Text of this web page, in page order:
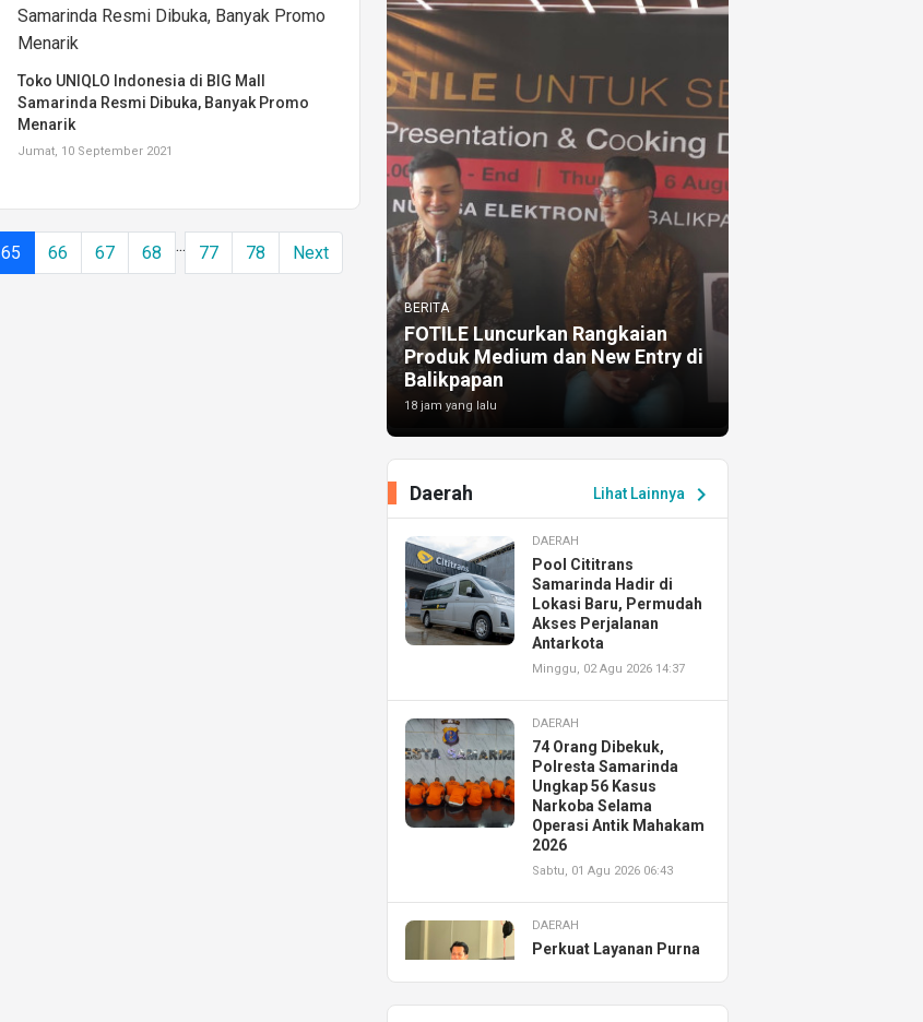
Toko UNIQLO Indonesia di BIG Mall
Samarinda Resmi Dibuka, Banyak Promo
Menarik
Jumat, 10 September 2021
65 66 67 68 ... 77 78 Next
BERITA
FOTILE Luncurkan Rangkaian
Produk Medium dan New Entry di
Balikpapan
18 jam yang lalu
Lihat Lainnya chevron_right
Daerah
DAERAH
Pool Cititrans
Samarinda Hadir di
Lokasi Baru, Permudah
Akses Perjalanan
Antarkota
Minggu, 02 Agu 2026 14:37
DAERAH
74 Orang Dibekuk,
Polresta Samarinda
Ungkap 56 Kasus
Narkoba Selama
Operasi Antik Mahakam
2026
Sabtu, 01 Agu 2026 06:43
DAERAH
Perkuat Layanan Purna
Resmikan AHASS